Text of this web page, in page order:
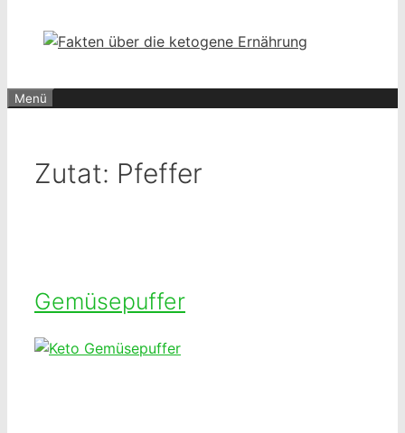
Menü
Zutat: Pfeffer
Gemüsepuffer